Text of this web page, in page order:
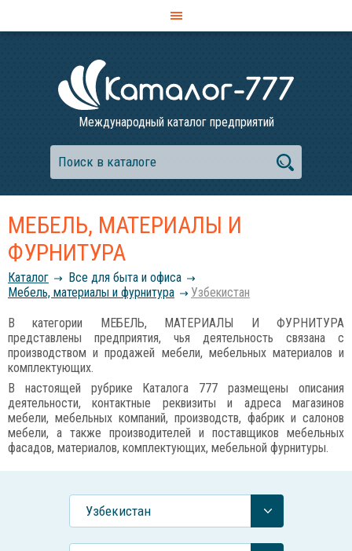
Международный каталог предприятий
МЕБЕЛЬ, МАТЕРИАЛЫ И
ФУРНИТУРА
Каталог
Все для быта и офиса
Мебель, материалы и фурнитура
Узбекистан
В категории МЕБЕЛЬ, МАТЕРИАЛЫ И ФУРНИТУРА
представлены предприятия, чья деятельность связана с
производством и продажей мебели, мебельных материалов и
комплектующих.
В настоящей рубрике Каталога 777 размещены описания
деятельности, контактные реквизиты и адреса магазинов
мебели, мебельных компаний, производств, фабрик и салонов
мебели, а также производителей и поставщиков мебельных
фасадов, материалов, комплектующих, мебельной фурнитуры.
Узбекистан